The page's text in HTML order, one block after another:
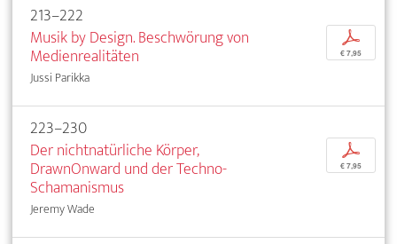
213–222
Musik by Design. Beschwörung von
Medienrealitäten
Jussi Parikka
p
€ 7,95
223–230
Der nichtnatürliche Körper,
DrawnOnward und der Techno-
Schamanismus
Jeremy Wade
p
€ 7,95